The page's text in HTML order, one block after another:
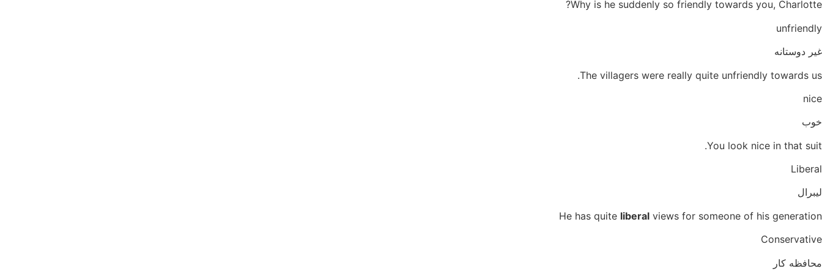
Why is he suddenly so friendly towards you, Charlotte?
unfriendly
غیر دوستانه
The villagers were really quite unfriendly towards us.
nice
خوب
You look nice in that suit.
Liberal
لیبرال
He has quite liberal views for someone of his generation
Conservative
محافظه کار